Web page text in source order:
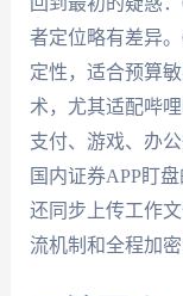
者定位略有差异
定性，适合预算
术，尤其适配哔
支付、游戏、办
国内证券APP盯
还同步上传工作
流机制和全程加密